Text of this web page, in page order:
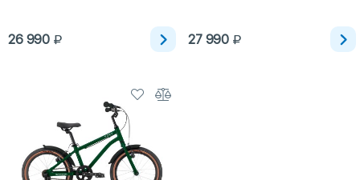
26 990 27 990